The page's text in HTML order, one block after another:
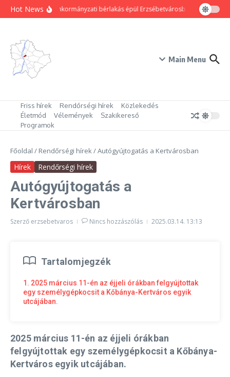
Ugrás a tartalomhoz
Hot News80 új önkormányzati bérlakás épül Erzsébetvárosban Hogyan
Main Menu
Friss hírek Rendőrségi hírek
Közlekedés
Életmód
Vélemények
Szakikereső
Programok
Főoldal / Rendőrségi hírek/Autógyújtogatás a Kertvárosban
Hírek Rendőrségi hírek
Autógyújtogatás a
Kertvárosban
Szerző erzsebetvaros Nincs hozzászólás 2025.03.14. 13:13
Tartalomjegzék
1. 2025 március 11-én az éjjeli órákban felgyújtottak
egy személygépkocsit a Kőbánya-Kertváros egyik
utcájában.
2025 március 11-én az éjjeli órákban
felgyújtottak egy személygépkocsit a Kőbánya-
Kertváros egyik utcájában.